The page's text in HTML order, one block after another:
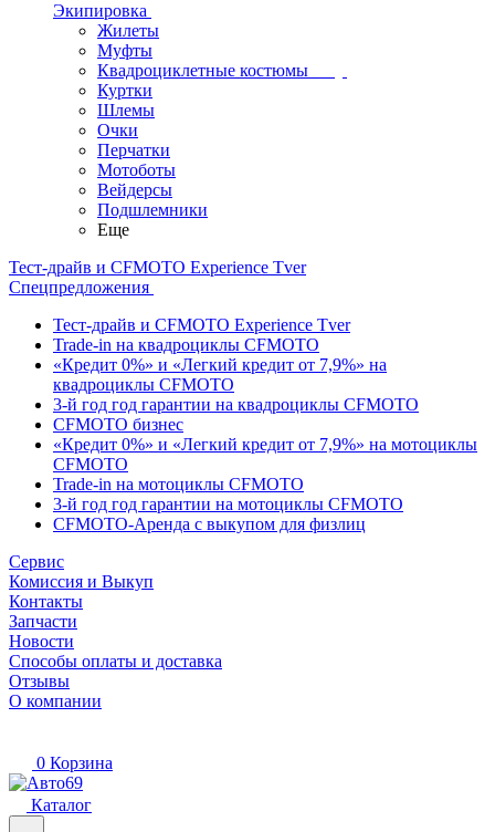
Экипировка
Жилеты
Муфты
Квадроциклетные костюмы
Куртки
Шлемы
Очки
Перчатки
Мотоботы
Вейдерсы
Подшлемники
Еще
Тест-драйв и CFMOTO Experience Tver
Спецпредложения
Тест-драйв и CFMOTO Experience Tver
Trade-in на квадроциклы CFMOTO
«Кредит 0%» и «Легкий кредит от 7,9%» на
квадроциклы CFMOTO
3-й год год гарантии на квадроциклы CFMOTO
CFMOTO бизнес
«Кредит 0%» и «Легкий кредит от 7,9%» на мотоциклы
CFMOTO
Trade-in на мотоциклы CFMOTO
3-й год год гарантии на мотоциклы CFMOTO
CFMOTO-Аренда с выкупом для физлиц
Сервис
Комиссия и Выкуп
Контакты
Запчасти
Новости
Способы оплаты и доставка
Отзывы
О компании
0 Корзина
Каталог